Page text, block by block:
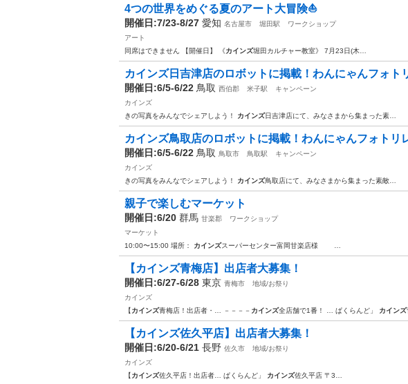
4つの世界をめぐる夏のアート大冒険⛵️
開催日:7/23-8/27 愛知 名古屋市 堀田駅
ワークショップ
アート
同席はできません 【開催日】 《カインズ堀田カルチャー教室》 7月23日(木…
カインズ日吉津店のロボットに掲載！わんにゃんフォト
開催日:6/5-6/22 鳥取 西伯郡 米子駅
キャンペーン
カインズ
きの写真をみんなでシェアしよう！ カインズ日吉津店にて、みなさまから集まった素…
カインズ鳥取店のロボットに掲載！わんにゃんフォトリ
開催日:6/5-6/22 鳥取 鳥取市 鳥取駅
キャンペーン
カインズ
きの写真をみんなでシェアしよう！ カインズ鳥取店にて、みなさまから集まった素敵…
親子で楽しむマーケット
開催日:6/20 群馬 甘楽郡
ワークショップ
マーケット
10:00〜15:00 場所： カインズスーパーセンター富岡甘楽店様 …
【カインズ青梅店】出店者大募集！
開催日:6/27-6/28 東京 青梅市
地域/お祭り
カインズ
【カインズ青梅店！出店者・… －－－－ カインズ全店舗で1番！ … ぱくらんど」 カインズ
【カインズ佐久平店】出店者大募集！
開催日:6/20-6/21 長野 佐久市
地域/お祭り
カインズ
【カインズ佐久平店！出店者… ぱくらんど」 カインズ佐久平店 〒3…